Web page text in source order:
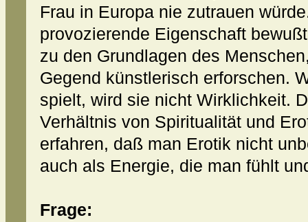
Frau in Europa nie zutrauen
provozierende Eigenschaft
zu den Grundlagen des
Gegend künstlerisch erforschen.
spielt, wird sie nicht Wirklichkeit.
Verhältnis von Spiritualität und
erfahren, daß man Erotik nicht
auch als Energie, die man fühlt
Frage: